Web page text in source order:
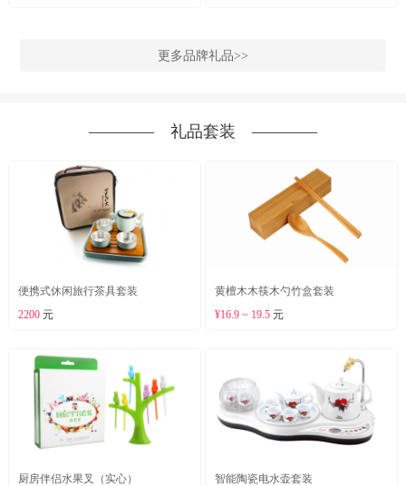
更多品牌礼品>>
―――― 礼品套装 ――――
便携式休闲旅行茶具套装
2200元
黄檀木木筷木勺竹盒套装
¥16.9 ~ 19.5 元
厨房伴侣水果叉（实心）
智能陶瓷电水壶套装